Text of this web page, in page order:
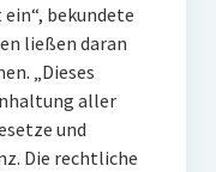
bekundete
ließen daran
„Dieses
aller
und
Die rechtliche